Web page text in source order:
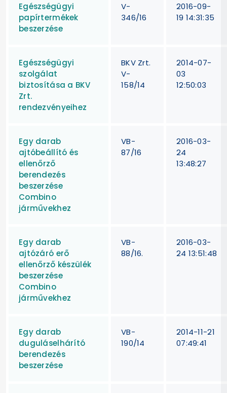
Egészségügyi
papírtermékek
beszerzése
V-
346/16
2016-09-
19 14:31:35
Egészségügyi
szolgálat
biztosítása a BKV
Zrt.
rendezvényeihez
BKV Zrt.
V-
158/14
2014-07-
03
12:50:03
Egy darab
ajtóbeállító és
ellenőrző
berendezés
beszerzése
Combino
járművekhez
VB-
87/16
2016-03-
24
13:48:27
Egy darab
ajtózáró erő
ellenőrző készülék
beszerzése
Combino
járművekhez
VB-
88/16.
2016-03-
24 13:51:48
Egy darab
duguláselhárító
berendezés
beszerzése
VB-
190/14
2014-11-21
07:49:41